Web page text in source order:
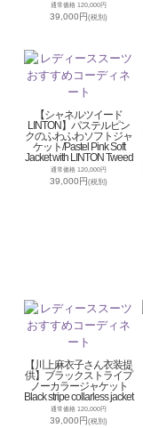
通常価格 120,000円
39,000円(税別)
【シャネルツイード
LINTON】パステルピン
クのふわふわソフトジャ
ケット/Pastel Pink Soft
Jacket with LINTON Tweed
通常価格 120,000円
39,000円(税別)
【川上麻衣子さん衣装提
供】ブラックストライプ
ノーカラージャケット
Black stripe collarless jacket
通常価格 120,000円
39,000円(税別)